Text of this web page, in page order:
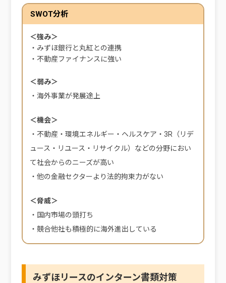
SWOT分析
＜強み＞
・みずほ銀行と丸紅との連携
・不動産ファイナンスに強い
＜弱み＞
・海外事業が発展途上
＜機会＞
・不動産・環境エネルギー・ヘルスケア・3R（リデ
ュース・リユース・リサイクル）などの分野におい
て社会からのニーズが高い
・他の金融セクターより法的拘束力がない
＜脅威＞
・国内市場の頭打ち
・競合他社も積極的に海外進出している
みずほリースのインターン書類対策